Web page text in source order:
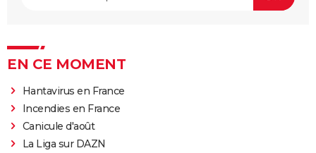
EN CE MOMENT
Hantavirus en France
Incendies en France
Canicule d'août
La Liga sur DAZN